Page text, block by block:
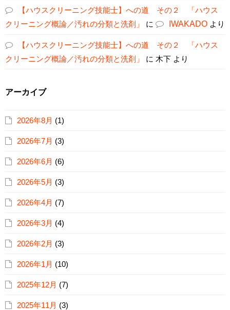
【ハウスクリーニング技能士】への道 その２ 「ハウス
クリーニング概論／汚れの分類と洗剤」
に IWAKADO より
【ハウスクリーニング技能士】への道 その２ 「ハウス
クリーニング概論／汚れの分類と洗剤」
に 木下 より
アーカイブ
2026年8月 (1)
2026年7月 (3)
2026年6月 (6)
2026年5月 (3)
2026年4月 (7)
2026年3月 (4)
2026年2月 (3)
2026年1月 (10)
2025年12月 (7)
2025年11月 (3)